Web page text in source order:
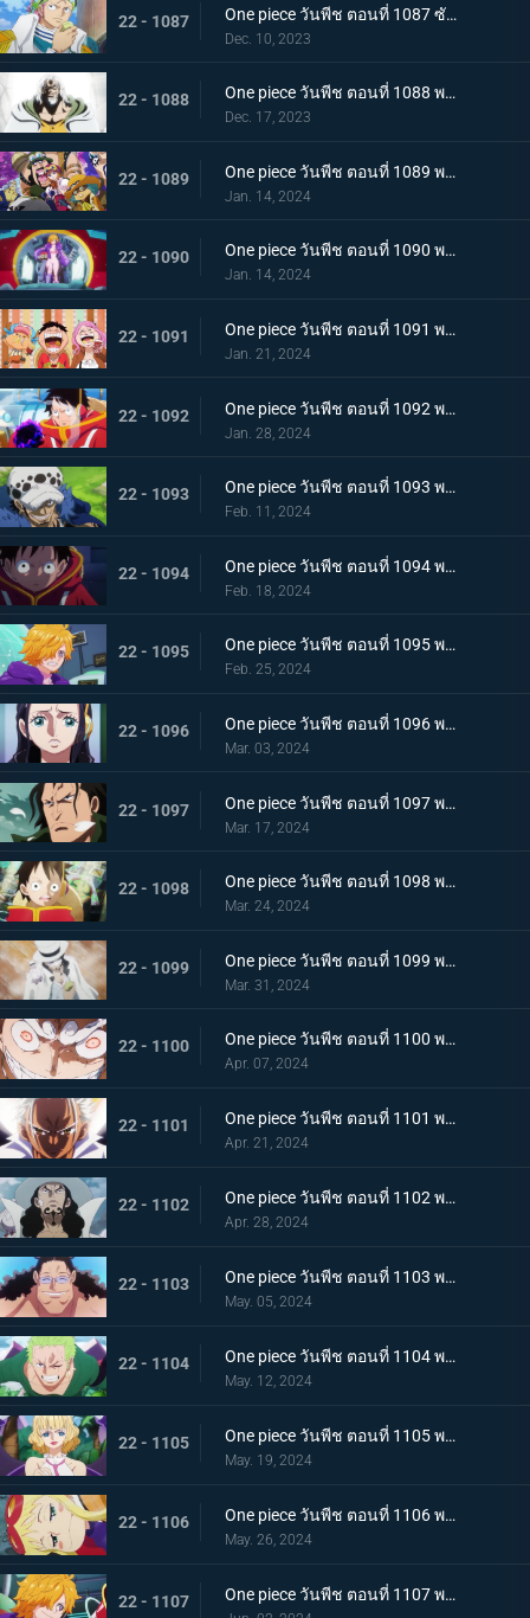
22 - 1087 One piece วันพีช ตอนที่ 1087 ซับไทย ความวุ่นวาย ณ เกาะสตรี คดีหนึ่งของนาวาเอกโคบี้
Dec. 10, 2023
22 - 1088 One piece วันพีช ตอนที่ 1088 พากย์ไทย ความฝันของลูฟี่
Dec. 17, 2023
22 - 1089 One piece วันพีช ตอนที่ 1089 พากย์ไทย เข้าสู่บทใหม่ ทิศทางของลูฟี่กับซาโบ
Jan. 14, 2024
22 - 1090 One piece วันพีช ตอนที่ 1090 พากย์ไทย เกาะแห่งใหม่ เอ็กเฮดเกาะแห่งอนาคต
Jan. 14, 2024
22 - 1091 One piece วันพีช ตอนที่ 1091 พากย์ไทย อัดแน่นไปด้วยอนาคต ผจญภัยในอาณาจักรวิทยาศาสตร์
Jan. 21, 2024
22 - 1092 One piece วันพีช ตอนที่ 1092 พากย์ไทย บอนนี่คร่ำครวญ ความมืดที่ซ่อนอยู่บนเกาะแห่งอนาคต
Jan. 28, 2024
22 - 1093 One piece วันพีช ตอนที่ 1093 พากย์ไทย ผู้ชนะได้ครองทุกอย่าง ลอว์ ปะทะ หนวดดำ
Feb. 11, 2024
22 - 1094 One piece วันพีช ตอนที่ 1094 พากย์ไทย ปริศนาอันลึกลับ โซนวิจัยแห่งเอ็กเฮด
Feb. 18, 2024
22 - 1095 One piece วันพีช ตอนที่ 1095 พากย์ไทย มันสมองของอัจฉริยะ เวก้าพังค์ทั้งหกคน
Feb. 25, 2024
22 - 1096 One piece วันพีช ตอนที่ 1096 พากย์ไทย ประวัติศาสตร์ต้องห้าม สมมติฐานของอาณาจักรแห่งหนึ่ง
Mar. 03, 2024
22 - 1097 One piece วันพีช ตอนที่ 1097 พากย์ไทย เจตจำนงของโอฮารา การวิจัยที่ได้รับสืบทอดมา
Mar. 17, 2024
22 - 1098 One piece วันพีช ตอนที่ 1098 พากย์ไทย เรื่องมหัศจรรย์ ความฝันที่อัจฉริยะจินตนาการไว้
Mar. 24, 2024
22 - 1099 One piece วันพีช ตอนที่ 1099 พากย์ไทย เตรียมรับการโจมตี ร็อบ ลุจจิจู่โจม
Mar. 31, 2024
22 - 1100 One piece วันพีช ตอนที่ 1100 พากย์ไทย พลังในระดับที่แตกต่าง ลูฟี่ ปะทะ ลุจจิ
Apr. 07, 2024
22 - 1101 One piece วันพีช ตอนที่ 1101 พากย์ไทย มนุษยชาติสุดแกร่ง พลังพิเศษของเซราฟิม
Apr. 21, 2024
22 - 1102 One piece วันพีช ตอนที่ 1102 พากย์ไทย แผนการอันผิดแผก ปฏิบัติการหนีจากเอ็กเฮด
Apr. 28, 2024
22 - 1103 One piece วันพีช ตอนที่ 1103 พากย์ไทย หันหลังให้พ่อของฉัน! ความปรารถนาอันไร้ประโยชน์ของบอนนี่!
May. 05, 2024
22 - 1104 One piece วันพีช ตอนที่ 1104 พากย์ไทย สถานการณ์สิ้นหวัง การโจมตีเต็มกำลังของเซราฟิม
May. 12, 2024
22 - 1105 One piece วันพีช ตอนที่ 1105 พากย์ไทย การกบฏอันงดงาม สตุสซี่คนทรยศ
May. 19, 2024
22 - 1106 One piece วันพีช ตอนที่ 1106 พากย์ไทย เกิดเหตุฉุกเฉิน ตามหาดอกเตอร์เวก้าพังค์
May. 26, 2024
22 - 1107 One piece วันพีช ตอนที่ 1107 พากย์ไทย สั่นสะท้าน เงื้อมมือมารที่แอบเข้ามาในศูนย์วิจัย